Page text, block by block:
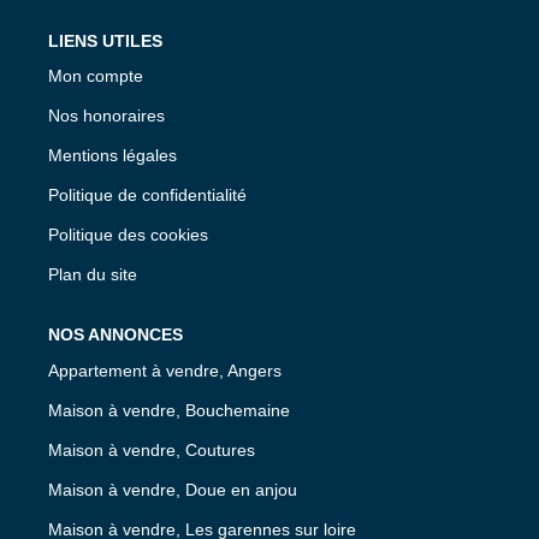
LIENS UTILES
Mon compte
Nos honoraires
Mentions légales
Politique de confidentialité
Politique des cookies
Plan du site
NOS ANNONCES
Appartement à vendre, Angers
Maison à vendre, Bouchemaine
Maison à vendre, Coutures
Maison à vendre, Doue en anjou
Maison à vendre, Les garennes sur loire